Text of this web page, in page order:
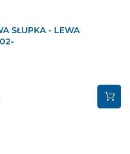
SŁUPKA - LEWA